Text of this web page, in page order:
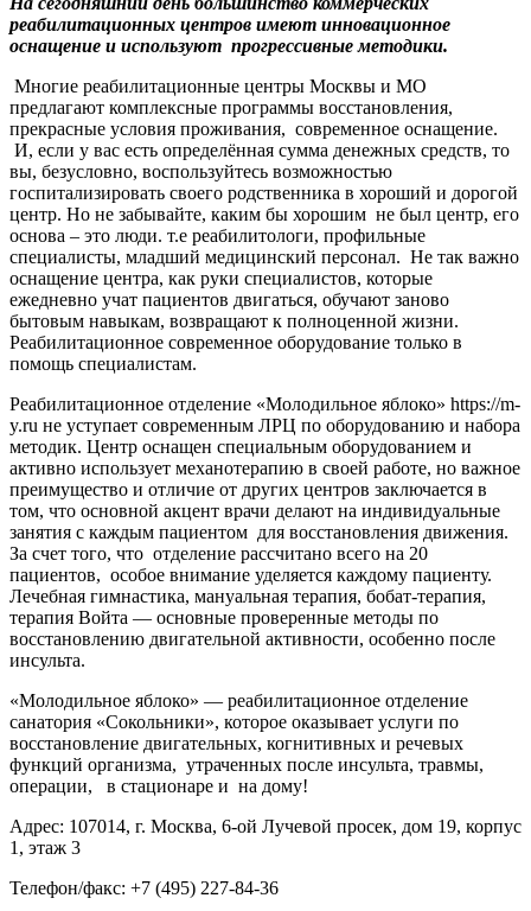
реабилитационных центров имеют инновационное
оснащение и используют прогрессивные методики.
Многие реабилитационные центры Москвы и МО
предлагают комплексные программы восстановления,
прекрасные условия проживания, современное оснащение.
И, если у вас есть определённая сумма денежных средств, то
вы, безусловно, воспользуйтесь возможностью
госпитализировать своего родственника в хороший и дорогой
центр. Но не забывайте, каким бы хорошим не был центр, его
основа – это люди. т.е реабилитологи, профильные
специалисты, младший медицинский персонал. Не так важно
оснащение центра, как руки специалистов, которые
ежедневно учат пациентов двигаться, обучают заново
бытовым навыкам, возвращают к полноценной жизни.
Реабилитационное современное оборудование только в
помощь специалистам.
Реабилитационное отделение «Молодильное яблоко» https://m-
y.ru не уступает современным ЛРЦ по оборудованию и набора
методик. Центр оснащен специальным оборудованием и
активно использует механотерапию в своей работе, но важное
преимущество и отличие от других центров заключается в
том, что основной акцент врачи делают на индивидуальные
занятия с каждым пациентом для восстановления движения.
За счет того, что отделение рассчитано всего на 20
пациентов, особое внимание уделяется каждому пациенту.
Лечебная гимнастика, мануальная терапия, бобат-терапия,
терапия Войта — основные проверенные методы по
восстановлению двигательной активности, особенно после
инсульта.
«Молодильное яблоко» — реабилитационное отделение
санатория «Сокольники», которое оказывает услуги по
восстановление двигательных, когнитивных и речевых
функций организма, утраченных после инсульта, травмы,
операции, в стационаре и на дому!
Адрес: 107014, г. Москва, 6-ой Лучевой просек, дом 19, корпус
1, этаж 3
Телефон/факс: +7 (495) 227-84-36